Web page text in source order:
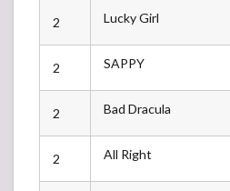
2 Lucky Girl
2 SAPPY
2 Bad Dracula
2 All Right